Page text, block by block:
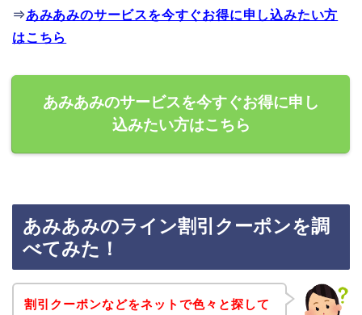
⇒あみあみのサービスを今すぐお得に申し込みたい方
はこちら
あみあみのサービスを今すぐお得に申し
込みたい方はこちら
あみあみのライン割引クーポンを調
べてみた！
割引クーポンなどをネットで色々と探して